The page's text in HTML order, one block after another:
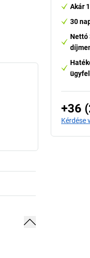
Akár
30
Nettó
+36
Kérdése